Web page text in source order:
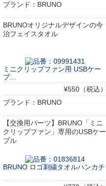
ブランド：BRUNO
BRUNOオリジナルデザインの今
治フェイスタオル
ミニクリップファン用 USBケー
ブ…
¥550（税込）
ブランド：BRUNO
【交換用パーツ】BRUNO「ミニ
クリップファン」専用のUSBケー
ブル
BRUNO ロゴ刺繍タオルハンカチ